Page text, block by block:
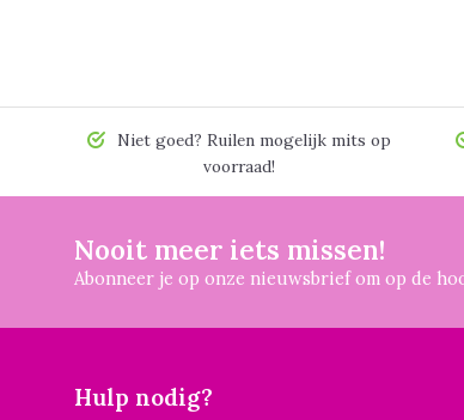
Niet goed? Ruilen mogelijk mits op
voorraad!
Nooit meer iets missen!
Abonneer je op onze nieuwsbrief om op de
Hulp nodig?